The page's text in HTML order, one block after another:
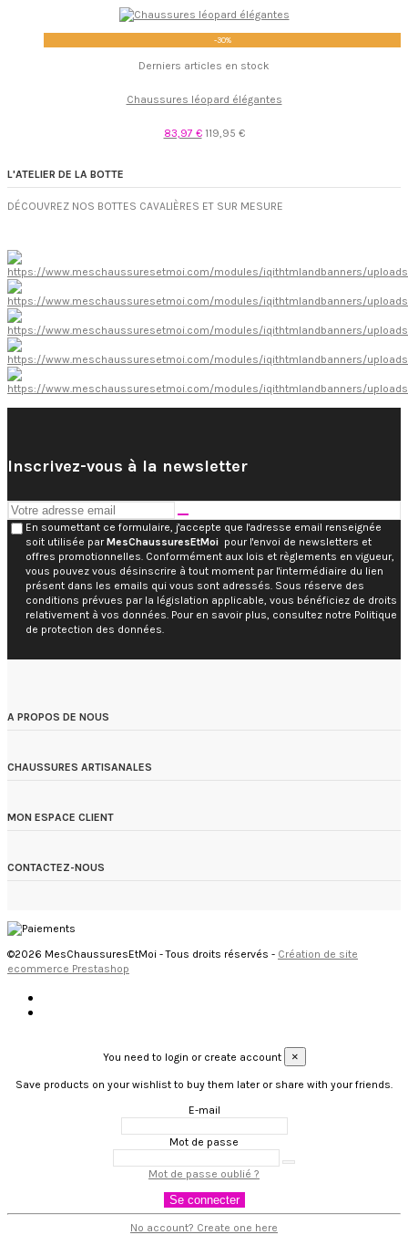
-30%
Derniers articles en stock
Chaussures léopard élégantes
83,97 € 119,95 €
L'ATELIER DE LA BOTTE
DÉCOUVREZ NOS BOTTES CAVALIÈRES ET SUR MESURE
Inscrivez-vous à la newsletter
En soumettant ce formulaire, j'accepte que l'adresse email renseignée
soit utilisée parMesChaussuresEtMoi pour l'envoi de newsletters et
offres promotionnelles. Conformément aux lois et règlements en vigueur,
vous pouvez vous désinscrire à tout moment par l'intermédiaire du lien
présent dans les emails qui vous sont adressés. Sous réserve des
conditions prévues par la législation applicable, vous bénéficiez de droits
relativement à vos données. Pour en savoir plus, consultez notre Politique
de protection des données.
A PROPOS DE NOUS
CHAUSSURES ARTISANALES
MON ESPACE CLIENT
CONTACTEZ-NOUS
©2026 MesChaussuresEtMoi - Tous droits réservés - Création de site
ecommerce Prestashop
You need to login or create account ×
Save products on your wishlist to buy them later or share with your friends.
E-mail
Mot de passe
Mot de passe oublié ?
Se connecter
No account? Create one here